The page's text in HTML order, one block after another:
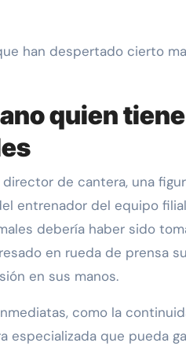
han despertado cierto
quien
de cantera, una
entrenador del equipo
debería haber sido
en rueda de prensa
en sus manos.
como la
que pueda